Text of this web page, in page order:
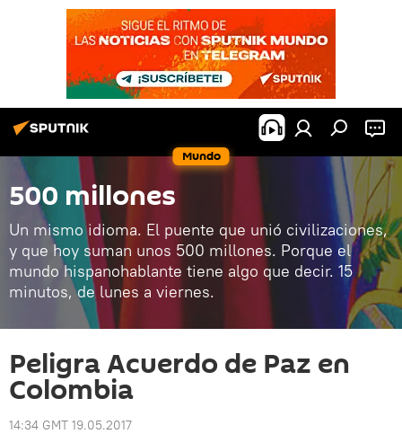
Mundo
500 millones
Un mismo idioma. El puente que unió civilizaciones,
y que hoy suman unos 500 millones. Porque el
mundo hispanohablante tiene algo que decir. 15
minutos, de lunes a viernes.
Peligra Acuerdo de Paz en
Colombia
14:34 GMT 19.05.2017